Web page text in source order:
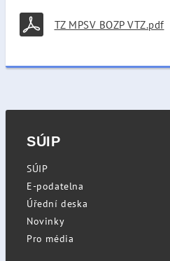
TZ MPSV BOZP VTZ.pdf
SÚIP
SÚIP
E-podatelna
Úřední deska
Novinky
Pro média